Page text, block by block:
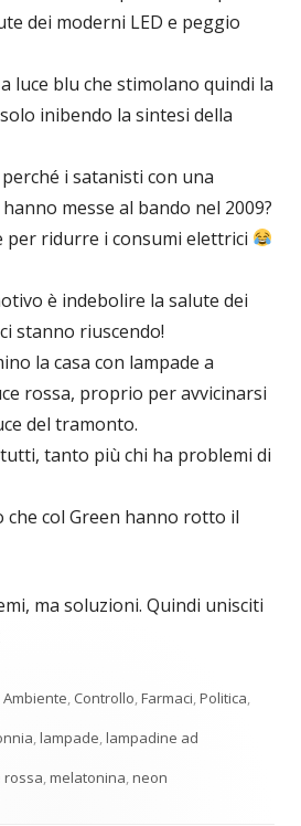
dei moderni LED e peggio
luce blu che stimolano quindi la
inibendo la sintesi della
i satanisti con una
messe al bando nel 2009?
per ridurre i consumi elettrici
è indebolire la salute dei
stanno riuscendo!
la casa con lampade a
rossa, proprio per avvicinarsi
del tramonto.
tanto più chi ha problemi di
che col Green hanno rotto il
ma soluzioni. Quindi unisciti
Categorie
Ambiente Controllo Farmaci Politica
lampade lampadine ad
rossa melatonina neon